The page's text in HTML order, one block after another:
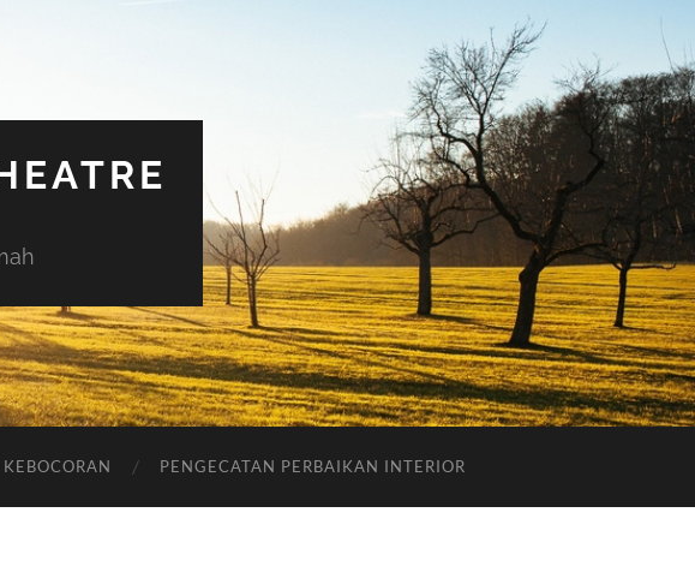
PENGECATAN PERBAIKAN INTERIOR